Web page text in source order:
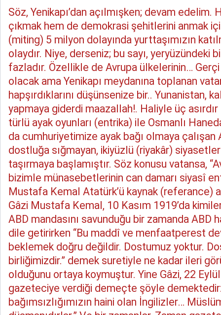
Söz, Yenikapı’dan açılmışken; devam
çıkmak hem de demokrasi şehitlerini anmak
(miting) 5 milyon dolayında yurttaşımızın
olaydır. Niye, derseniz; bu sayı, yeryüzündeki
fazladır. Özellikle de Avrupa ülkelerinin…
olacak ama Yenikapı meydanına toplanan
hapşırdıklarını düşünsenize bir.. Yunanistan,
yapmaya giderdi maazallah!. Haliyle üç
türlü ayak oyunları (entrika) ile Osmanlı
da cumhuriyetimize ayak bağı olmaya çalışan
dostluğa sığmayan, ikiyüzlü (riyakâr)
taşırmaya başlamıştır. Söz konusu vatansa,
bizimle münasebetlerinin can damarı siyasî
Mustafa Kemal Atatürk’ü kaynak (referance)
Gâzi Mustafa Kemal, 10 Kasım 1919’da
ABD mandasını savunduğu bir zamanda ABD
dile getirirken “Bu maddî ve menfaatperest
beklemek doğru değildir. Dostumuz yoktur.
birliğimizdir.” demek suretiyle ne kadar ileri
olduğunu ortaya koymuştur. Yine Gâzi, 22
gazeteciye verdiği demeçte şöyle demektedir:
bağımsızlığımızın haini olan İngilizler…